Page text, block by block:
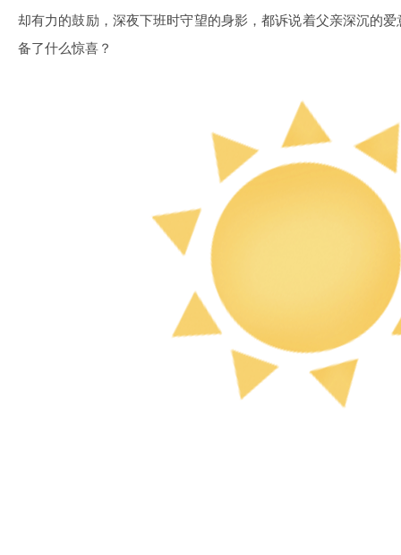
却有力的鼓励，深夜下班时守望的身影，都诉说着父亲深沉的
备了什么惊喜？